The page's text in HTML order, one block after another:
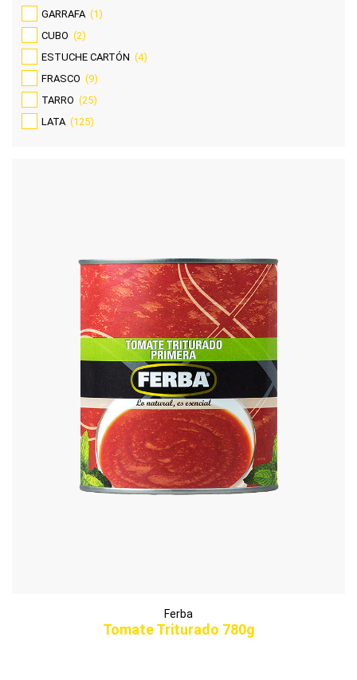
GARRAFA (1)
CUBO (2)
ESTUCHE CARTÓN (4)
FRASCO (9)
TARRO (25)
LATA (125)
Ferba
Tomate Triturado 780g